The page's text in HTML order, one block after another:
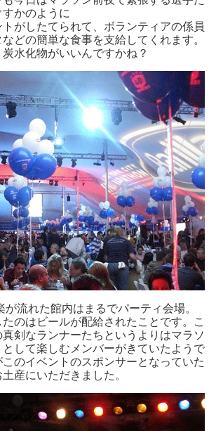
かのように
がしたてられて、ボランティアの係員
どの簡単な食事を支給してくれます。
水化物がいいんですかね？
が流れた館内はまるでパーティ会場。
のはビールが配給されたことです。こ
剣なランナーたちというよりはマラソ
して楽しむメンバーがきていたようで
のイベントのスポンサーとなっていた
産にいただきました。